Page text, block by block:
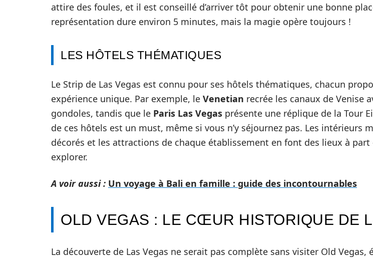
attire des foules, et il est conseillé d’arriver tôt pour obtenir une bonne
représentation dure environ 5 minutes, mais la magie opère toujours !
LES HÔTELS THÉMATIQUES
Le Strip de Las Vegas est connu pour ses hôtels thématiques, chacun
expérience unique. Par exemple, le Venetian recrée les canaux de Venise
gondoles, tandis que le Paris Las Vegas présente une réplique de la Tour
de ces hôtels est un must, même si vous n’y séjournez pas. Les intérieurs
décorés et les attractions de chaque établissement en font des lieux à part
explorer.
A voir aussi : Un voyage à Bali en famille : guide des incontournables
OLD VEGAS : LE CŒUR HISTORIQUE DE
La découverte de Las Vegas ne serait pas complète sans visiter Old Vegas,